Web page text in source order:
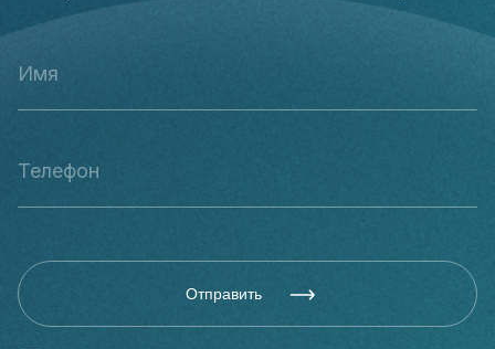
Отправить